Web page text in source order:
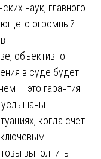
наук, главного
огромный
объективно
в суде будет
— это гарантия
когда счет
выполнить